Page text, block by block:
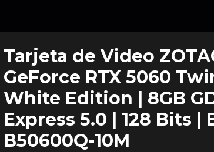
Tarjeta de Video
GeForce RTX 5060
White Edition | 8GB
Express 5.0 | 128 Bits |
B50600Q-10M